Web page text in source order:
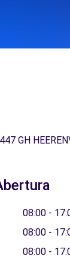
GH
08:00 -
08:00 -
08:00 -